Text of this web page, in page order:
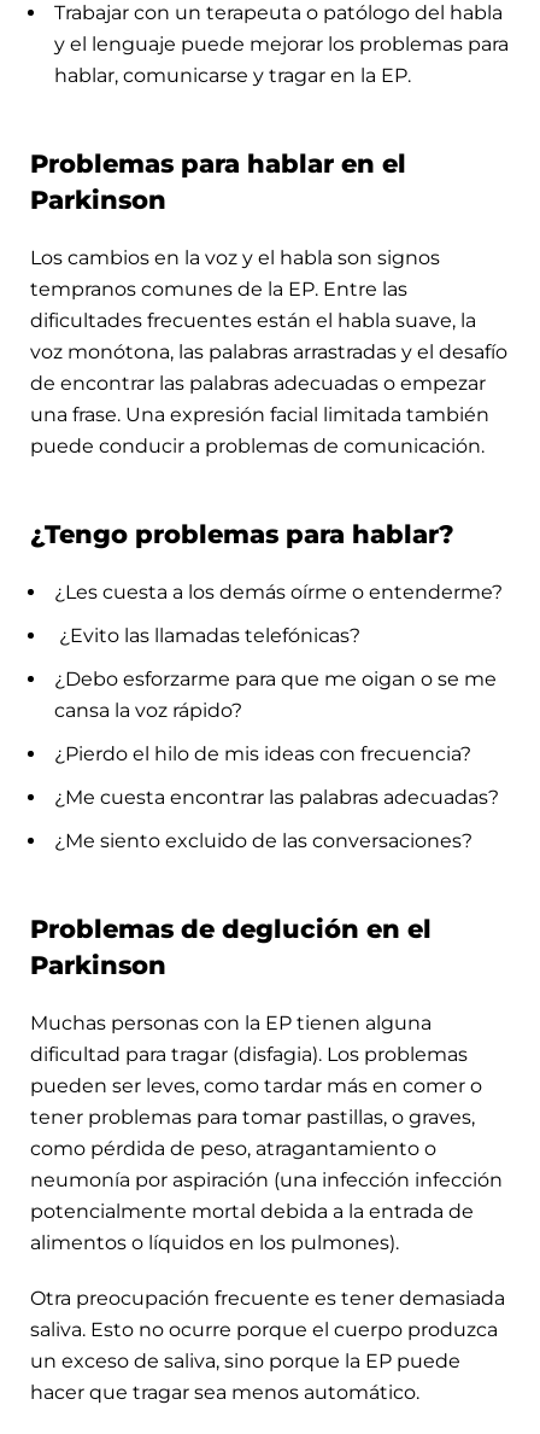
Trabajar con un terapeuta o patólogo del habla
y el lenguaje puede mejorar los problemas para
hablar, comunicarse y tragar en la EP.
Problemas para hablar en el
Parkinson
Los cambios en la voz y el habla son signos
tempranos comunes de la EP. Entre las
dificultades frecuentes están el habla suave, la
voz monótona, las palabras arrastradas y el desafío
de encontrar las palabras adecuadas o empezar
una frase. Una expresión facial limitada también
puede conducir a problemas de comunicación.
¿Tengo problemas para hablar?
¿Les cuesta a los demás oírme o entenderme?
¿Evito las llamadas telefónicas?
¿Debo esforzarme para que me oigan o se me
cansa la voz rápido?
¿Pierdo el hilo de mis ideas con frecuencia?
¿Me cuesta encontrar las palabras adecuadas?
¿Me siento excluido de las conversaciones?
Problemas de deglución en el
Parkinson
Muchas personas con la EP tienen alguna
dificultad para tragar (disfagia). Los problemas
pueden ser leves, como tardar más en comer o
tener problemas para tomar pastillas, o graves,
como pérdida de peso, atragantamiento o
neumonía por aspiración (una infección infección
potencialmente mortal debida a la entrada de
alimentos o líquidos en los pulmones).
Otra preocupación frecuente es tener demasiada
saliva. Esto no ocurre porque el cuerpo produzca
un exceso de saliva, sino porque la EP puede
hacer que tragar sea menos automático.